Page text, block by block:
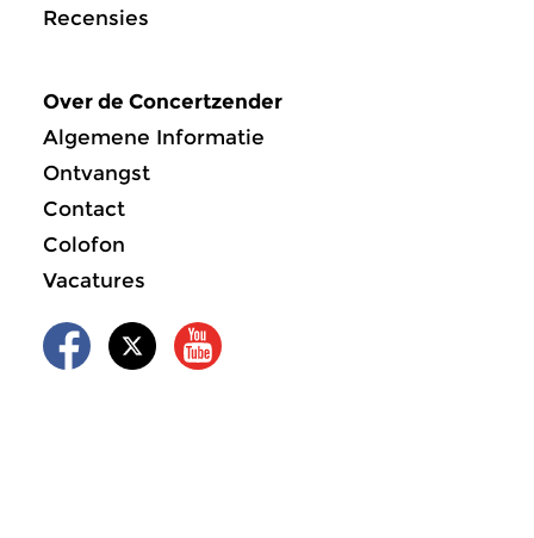
Recensies
Over de Concertzender
Algemene Informatie
Ontvangst
Contact
Colofon
Vacatures